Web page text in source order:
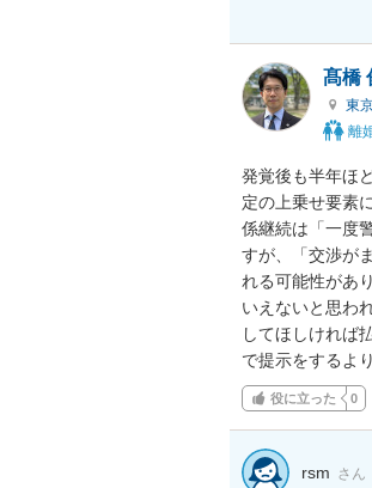
髙橋
東
離
発覚後も半年ほ
定の上乗せ要素
係継続は「一度
すが、「交渉が
れる可能性があ
いえないと思わ
してほしければ
で提示をするよ
役に立った 0
rsm さん